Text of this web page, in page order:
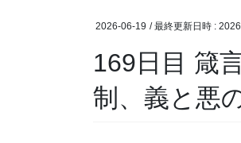
2026-06-19 / 最終更新日時 :
169日目 箴
制、義と悪